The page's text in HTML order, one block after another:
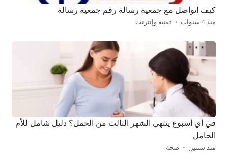
كيف اتواصل مع جمعية رسالة رقم جمعية رسالة
منذ 4 سنوات تقنية وإنترنت
في أي أسبوع ينتهي الشهر الثالث من الحمل؟ دليل شامل للأم
الحامل
منذ سنتين صحة